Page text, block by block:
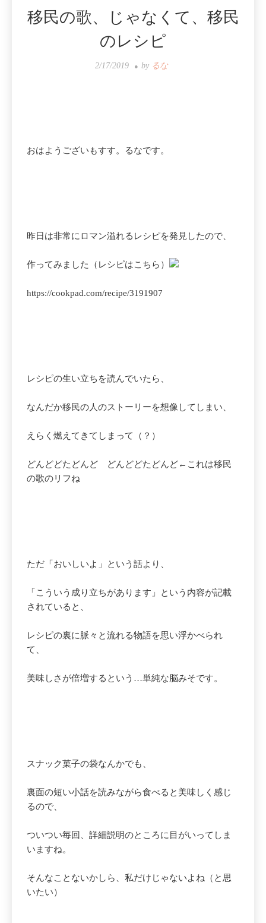
移民の歌、じゃなくて、移民
のレシピ
2/17/2019 by るな
おはようございもすす。るなです。
昨日は非常にロマン溢れるレシピを発見したので、
作ってみました（レシピはこちら）
https://cookpad.com/recipe/3191907
レシピの生い立ちを読んでいたら、
なんだか移民の人のストーリーを想像してしまい、
えらく燃えてきてしまって（？）
どんどどたどんど どんどどたどんど←これは移民
の歌のリフね
ただ「おいしいよ」という話より、
「こういう成り立ちがあります」という内容が記載
されていると、
レシピの裏に脈々と流れる物語を思い浮かべられ
て、
美味しさが倍増するという…単純な脳みそです。
スナック菓子の袋なんかでも、
裏面の短い小話を読みながら食べると美味しく感じ
るので、
ついつい毎回、詳細説明のところに目がいってしま
いますね。
そんなことないかしら、私だけじゃないよね（と思
いたい）